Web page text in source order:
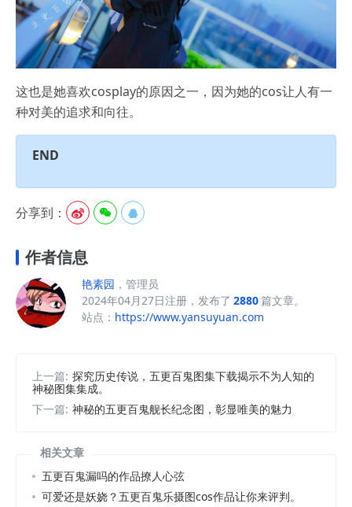
这也是她喜欢cosplay的原因之一，因为她的cos让人有一
种对美的追求和向往。
END
分享到：   
作者信息
艳素园 ，管理员
2024年04月27日注册，发布了 2880篇文章。
站点： https://www.yansuyuan.com
上一篇: 探究历史传说，五更百鬼图集下载揭示不为人知的
神秘图集集成。
下一篇: 神秘的五更百鬼舰长纪念图，彰显唯美的魅力
相关文章
五更百鬼漏吗的作品撩人心弦
可爱还是妖娆？五更百鬼乐摄图cos作品让你来评判。